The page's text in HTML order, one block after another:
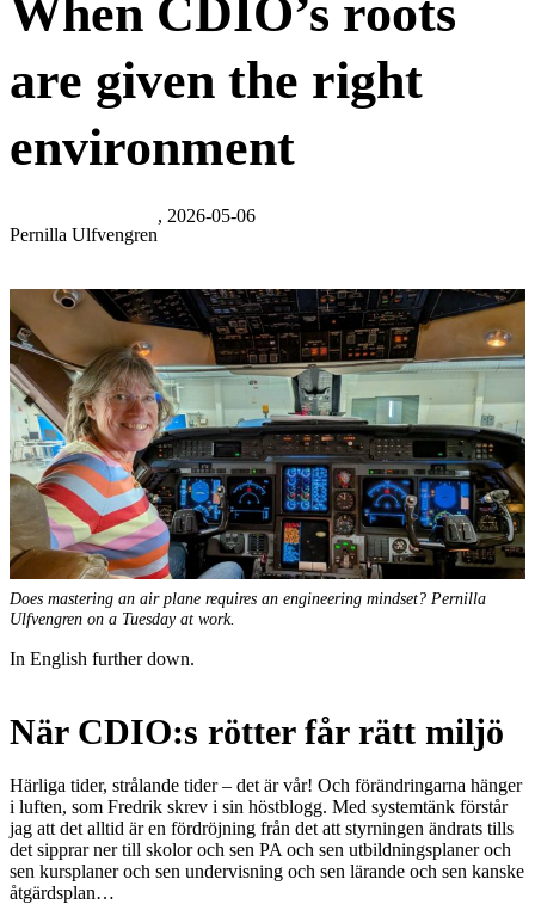
When CDIO’s roots
are given the right
environment
Pernilla Ulfvengren
, 2026-05-06
Does mastering an air plane requires an engineering mindset? Pernilla
Ulfvengren on a Tuesday at work.
In English further down.
När CDIO:s rötter får rätt miljö
Härliga tider, strålande tider – det är vår! Och förändringarna hänger
i luften, som Fredrik skrev i sin höstblogg. Med systemtänk förstår
jag att det alltid är en fördröjning från det att styrningen ändrats tills
det sipprar ner till skolor och sen PA och sen utbildningsplaner och
sen kursplaner och sen undervisning och sen lärande och sen kanske
åtgärdsplan…